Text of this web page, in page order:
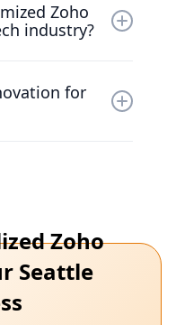
with
needs and
Zoho
industry?
specific
of Seattle's
for
time-to-
Zoho
Seattle